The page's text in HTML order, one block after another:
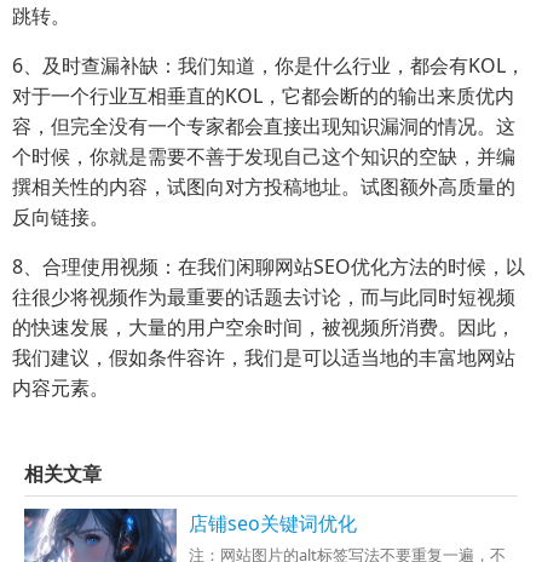
跳转。
6、及时查漏补缺：我们知道，你是什么行业，都会有KOL，
对于一个行业互相垂直的KOL，它都会断的的输出来质优内
容，但完全没有一个专家都会直接出现知识漏洞的情况。这
个时候，你就是需要不善于发现自己这个知识的空缺，并编
撰相关性的内容，试图向对方投稿地址。试图额外高质量的
反向链接。
8、合理使用视频：在我们闲聊网站SEO优化方法的时候，以
往很少将视频作为最重要的话题去讨论，而与此同时短视频
的快速发展，大量的用户空余时间，被视频所消费。因此，
我们建议，假如条件容许，我们是可以适当地的丰富地网站
内容元素。
相关文章
店铺seo关键词优化
注：网站图片的alt标签写法不要重复一遍，不